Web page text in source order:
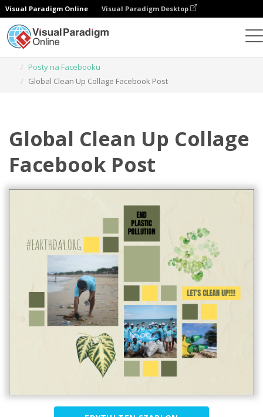
Visual Paradigm Online Visual Paradigm Desktop
Posty na Facebooku
Global Clean Up Collage Facebook Post
Global Clean Up Collage
Facebook Post